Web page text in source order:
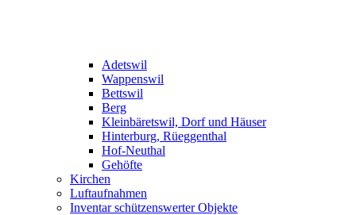
Adetswil
Wappenswil
Bettswil
Berg
Kleinbäretswil, Dorf und Häuser
Hinterburg, Rüeggenthal
Hof-Neuthal
Gehöfte
Kirchen
Luftaufnahmen
Inventar schützenswerter Objekte